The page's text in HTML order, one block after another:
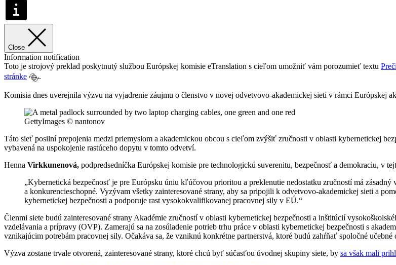
Close
Information notification
Toto je strojový preklad poskytnutý službou Európskej komisie eTranslation s cieľom umožniť vám porozumieť textu
stránke
.
Komisia dnes uverejnila výzvu na vyjadrenie záujmu o členstvo v novej odvetvovo-akademickej sieti v rámci Európskej
GettyImages © nantonov
Táto sieť posilní prepojenia medzi priemyslom a akademickou obcou s cieľom zvýšiť zručnosti v oblasti kybernetickej
vybavená na uspokojenie rastúceho dopytu v tomto odvetví.
Henna Virkkunenová, podpredsedníčka Európskej komisie pre technologickú suverenitu, bezpečnosť a demokraciu, v
„Kybernetická bezpečnosť je pre Európsku úniu kľúčovou prioritou a preklenutie nedostatku zručností má zásadný
a konkurencieschopné. Vyzývam všetky zainteresované strany, aby sa pripojili k odvetvovo-akademickej sieti a
kybernetickej bezpečnosti a podporuje rast vysokokvalifikovanej pracovnej sily v EÚ.“
Členmi siete budú zainteresované strany Akadémie zručností v oblasti kybernetickej bezpečnosti a inštitúcií
vzdelávania a prípravy (OVP). Zamerajú sa na zosúladenie potrieb trhu práce v oblasti kybernetickej bezpečnosti s
vznikajúcim potrebám pracovnej sily. Očakáva sa, že vzniknú konkrétne partnerstvá, ktoré budú zahŕňať spoločné
Výzva zostane trvale otvorená, zainteresované strany, ktoré chcú byť súčasťou úvodnej skupiny siete, by sa však mali